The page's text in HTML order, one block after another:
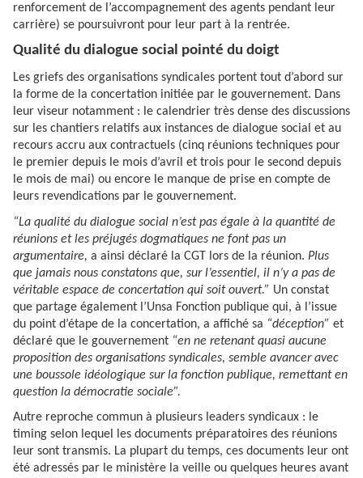
renforcement de l’accompagnement des agents pendant leur
carrière) se poursuivront pour leur part à la rentrée.
Qualité du dialogue social pointé du doigt
Les griefs des organisations syndicales portent tout d’abord sur
la forme de la concertation initiée par le gouvernement. Dans
leur viseur notamment : le calendrier très dense des discussions
sur les chantiers relatifs aux instances de dialogue social et au
recours accru aux contractuels (cinq réunions techniques pour
le premier depuis le mois d’avril et trois pour le second depuis
le mois de mai) ou encore le manque de prise en compte de
leurs revendications par le gouvernement.
“La qualité du dialogue social n’est pas égale à la quantité de
réunions et les préjugés dogmatiques ne font pas un
argumentaire, a ainsi déclaré la CGT lors de la réunion. Plus
que jamais nous constatons que, sur l’essentiel, il n’y a pas de
véritable espace de concertation qui soit ouvert.” Un constat
que partage également l’Unsa Fonction publique qui, à l’issue
du point d’étape de la concertation, a affiché sa “déception” et
déclaré que le gouvernement “en ne retenant quasi aucune
proposition des organisations syndicales, semble avancer avec
une boussole idéologique sur la fonction publique, remettant en
question la démocratie sociale”.
Autre reproche commun à plusieurs leaders syndicaux : le
timing selon lequel les documents préparatoires des réunions
leur sont transmis. La plupart du temps, ces documents leur ont
été adressés par le ministère la veille ou quelques heures avant